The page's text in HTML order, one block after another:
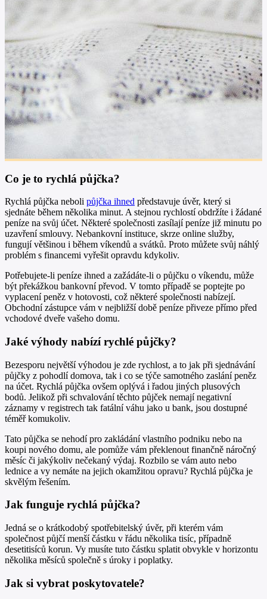
Co je to rychlá půjčka?
Rychlá půjčka neboli půjčka ihned představuje úvěr, který si
sjednáte během několika minut. A stejnou rychlostí obdržíte i žádané
peníze na svůj účet. Některé společnosti zasílají peníze již minutu po
uzavření smlouvy. Nebankovní instituce, skrze online služby,
fungují většinou i během víkendů a svátků. Proto můžete svůj náhlý
problém s financemi vyřešit opravdu kdykoliv.
Potřebujete-li peníze ihned a zažádáte-li o půjčku o víkendu, může
být překážkou bankovní převod. V tomto případě se poptejte po
vyplacení peněz v hotovosti, což některé společnosti nabízejí.
Obchodní zástupce vám v nejbližší době peníze přiveze přímo před
vchodové dveře vašeho domu.
Jaké výhody nabízí rychlé půjčky?
Bezesporu největší výhodou je zde rychlost, a to jak při sjednávání
půjčky z pohodlí domova, tak i co se týče samotného zaslání peněz
na účet. Rychlá půjčka ovšem oplývá i řadou jiných plusových
bodů. Jelikož při schvalování těchto půjček nemají negativní
záznamy v registrech tak fatální váhu jako u bank, jsou dostupné
téměř komukoliv.
Tato půjčka se nehodí pro zakládání vlastního podniku nebo na
koupi nového domu, ale pomůže vám překlenout finančně náročný
měsíc či jakýkoliv nečekaný výdaj. Rozbilo se vám auto nebo
lednice a vy nemáte na jejich okamžitou opravu? Rychlá půjčka je
skvělým řešením.
Jak funguje rychlá půjčka?
Jedná se o krátkodobý spotřebitelský úvěr, při kterém vám
společnost půjčí menší částku v řádu několika tisíc, případně
desetitisíců korun. Vy musíte tuto částku splatit obvykle v horizontu
několika měsíců společně s úroky i poplatky.
Jak si vybrat poskytovatele?